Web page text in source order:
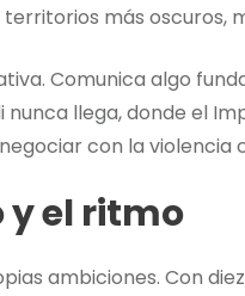
más oscuros,
Comunica algo
llega, donde el
con la violencia
y el ritmo
ambiciones. Con